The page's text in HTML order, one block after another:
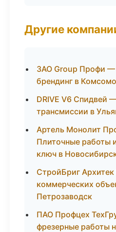
Другие
ЗАО Group Профи —
брендинг в
DRIVE V6 Спидвей
трансмиссии в
Артель Монолит
Плиточные работы
ключ в
СтройБриг
коммерческих
Петрозаводск
ПАО Профцех
фрезерные работы